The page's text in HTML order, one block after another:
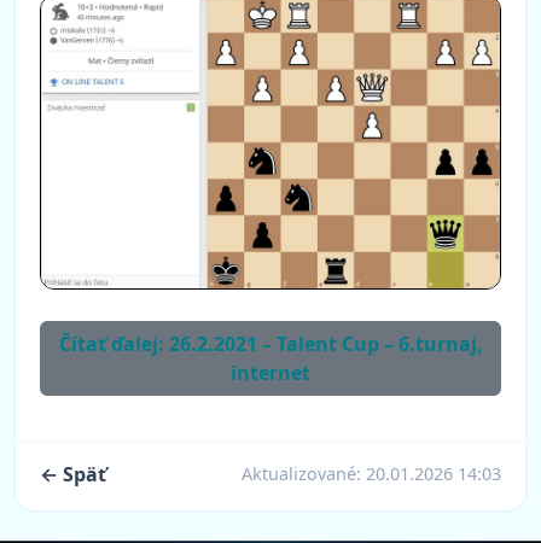
Čítať ďalej: 26.2.2021 – Talent Cup – 6.turnaj,
internet
← Späť Aktualizované: 20.01.2026 14:03